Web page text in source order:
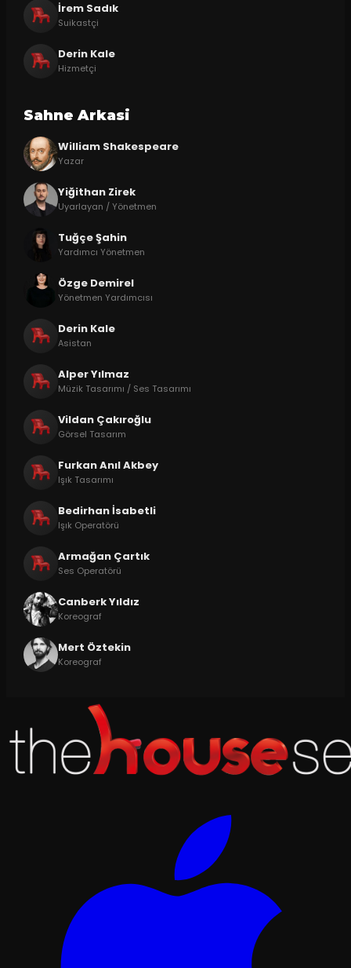
İrem Sadık
Suikastçi
Derin Kale
Hizmetçi
Sahne Arkasi
William Shakespeare
Yazar
Yiğithan Zirek
Uyarlayan / Yönetmen
Tuğçe Şahin
Yardımcı Yönetmen
Özge Demirel
Yönetmen Yardımcısı
Derin Kale
Asistan
Alper Yılmaz
Müzik Tasarımı / Ses Tasarımı
Vildan Çakıroğlu
Görsel Tasarım
Furkan Anıl Akbey
Işık Tasarımı
Bedirhan İsabetli
Işık Operatörü
Armağan Çartık
Ses Operatörü
Canberk Yıldız
Koreograf
Mert Öztekin
Koreograf